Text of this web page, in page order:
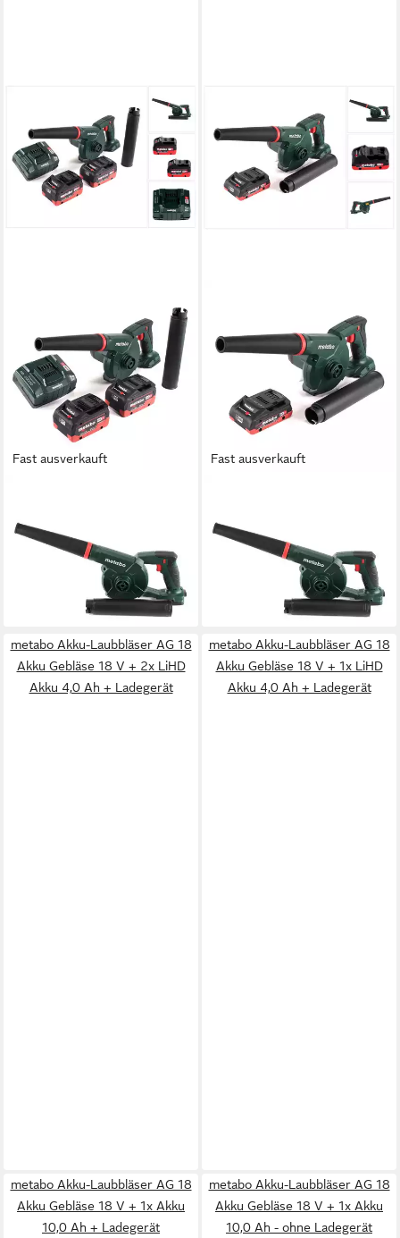
Fast ausverkauft
Gebläse 18 V + 2x LiHD Akku
8,0Ah + Ladegerät
mtl. in 36 Raten
lieferbar - in 2-3 Werktagen bei dir
Fast ausverkauft
Gebläse 18 V + 1x LiHD Akku
4,0 Ah - ohne Ladegerät
mtl. in 12 Raten
lieferbar - in 2-3 Werktagen bei dir
metabo Akku-Laubbläser AG 18
Akku Gebläse 18 V + 2x LiHD
Akku 4,0 Ah + Ladegerät
metabo Akku-Laubbläser AG 18
Akku Gebläse 18 V + 1x LiHD
Akku 4,0 Ah + Ladegerät
metabo Akku-Laubbläser AG 18
Akku Gebläse 18 V + 1x Akku
10,0 Ah + Ladegerät
metabo Akku-Laubbläser AG 18
Akku Gebläse 18 V + 1x Akku
10,0 Ah - ohne Ladegerät